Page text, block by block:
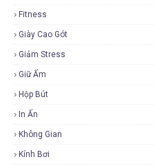
Fitness
Giày Cao Gót
Giảm Stress
Giữ Ấm
Hộp Bút
In Ấn
Không Gian
Kính Bơi